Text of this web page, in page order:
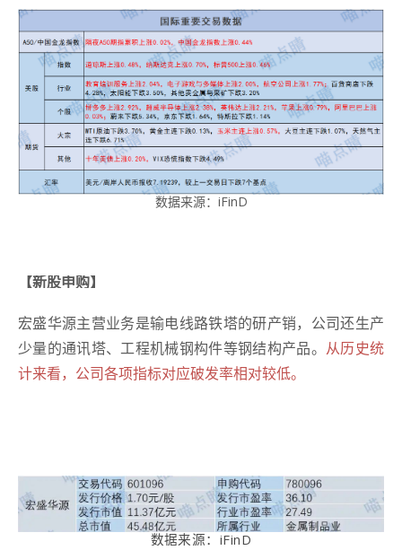
数据来源： iFinD
【新股申购】
宏盛华源主营业务是输电线路铁塔的研产销，公司还生产
少量的通讯塔、工程机械钢构件等钢结构产品。 从历史统
计来看，公司各项指标对应破发率相对较低。
数据来源： iFinD